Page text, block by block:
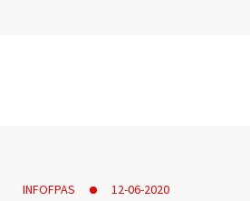
INFOFPAS 12-06-2020